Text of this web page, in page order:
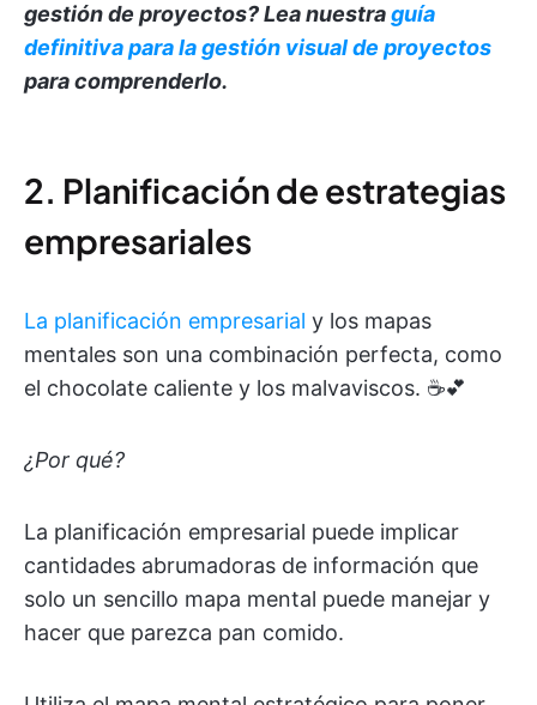
gestión de proyectos?Lea nuestraguía
definitiva para la gestión visual de proyectos
para comprenderlo.
2. Planificación de estrategias
empresariales
La planificación empresarial y los mapas
mentales son una combinación perfecta, como
el chocolate caliente y los malvaviscos. ☕️💕
¿Por qué?
La planificación empresarial puede implicar
cantidades abrumadoras de información que
solo un sencillo mapa mental puede manejar y
hacer que parezca pan comido.